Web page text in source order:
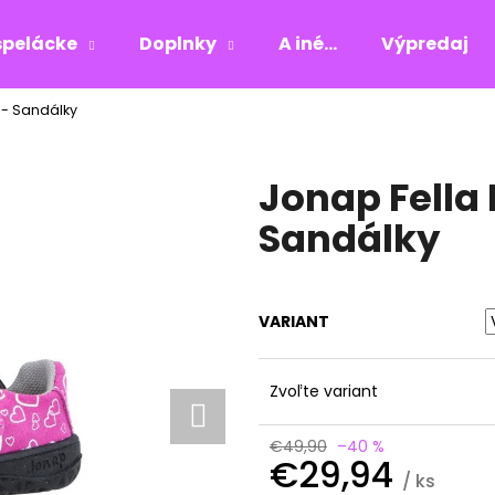
Doplnky A iné... Výpredaj
Sandálky
Jonap Fella
Sandálky
VARIANT
Zvoľte variant
€49,90 –40 %
€29,94 / ks
Čo potrebujete nájsť?
HĽADAŤ